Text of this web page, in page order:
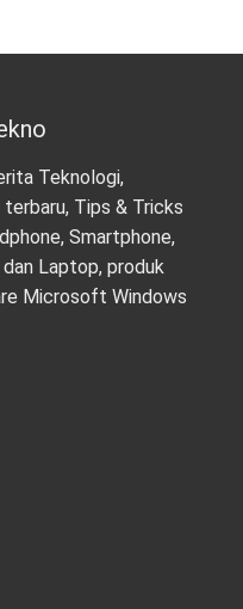
Teknologi,
Tips & Tricks
Smartphone,
Laptop, produk
Microsoft Windows